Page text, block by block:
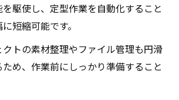
駆使し、定型作業を自動化すること
短縮可能です。
トの素材整理やファイル管理も円滑
め、作業前にしっかり準備すること